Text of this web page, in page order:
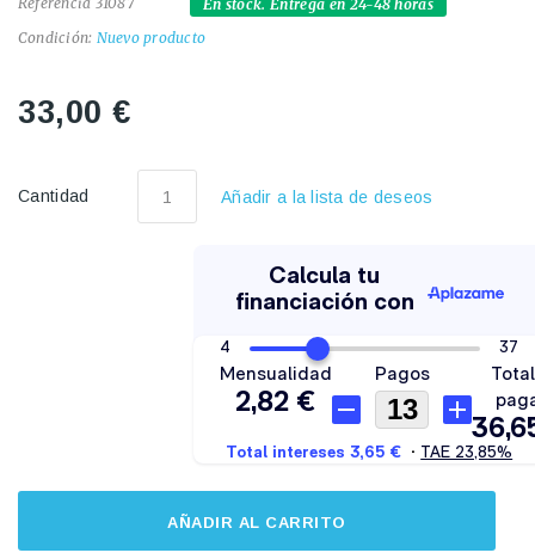
Condición: Nuevo producto
En stock. Entrega en 24-48 horas
33,00 €
Cantidad Añadir a la lista de deseos
AÑADIR AL CARRITO